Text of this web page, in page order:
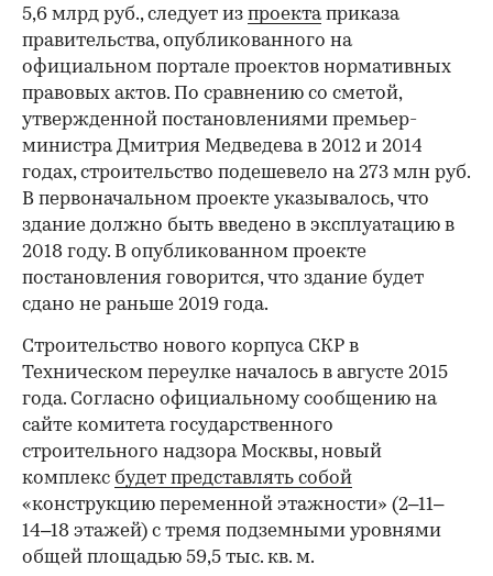
5,6 млрд руб., следует из проектаприказа
правительства, опубликованного на
официальном портале проектов нормативных
правовых актов. По сравнению со сметой,
утвержденной постановлениями премьер-
министра Дмитрия Медведева в 2012 и 2014
годах, строительство подешевело на 273 млн руб.
В первоначальном проекте указывалось, что
здание должно быть введено в эксплуатацию в
2018 году. В опубликованном проекте
постановления говорится, что здание будет
сдано не раньше 2019 года.
Строительство нового корпуса СКР в
Техническом переулке началось в августе 2015
года. Согласно официальному сообщению на
сайте комитета государственного
строительного надзора Москвы, новый
комплекс будет представлять собой
«конструкцию переменной этажности» (2–11–
14–18 этажей) с тремя подземными уровнями
общей площадью 59,5 тыс. кв. м.